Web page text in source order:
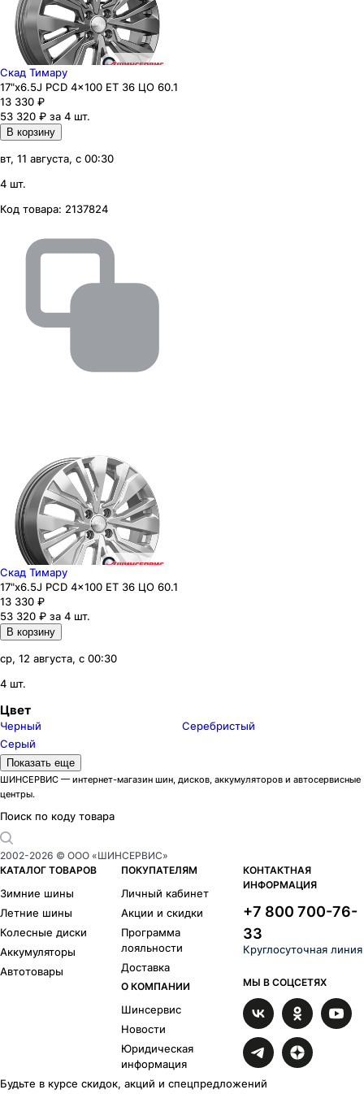
Скад Тимару
17"x6.5J PCD 4x100 ЕТ 36 ЦО 60.1
13 330 ₽
53 320 ₽ за 4 шт.
В корзину
вт, 11 августа, с 00:30
4 шт.
Код товара: 2137824
Скад Тимару
17"x6.5J PCD 4x100 ЕТ 36 ЦО 60.1
13 330 ₽
53 320 ₽ за 4 шт.
В корзину
ср, 12 августа, с 00:30
4 шт.
Цвет
Черный
Серебристый
Серый
Модели дисков Скад
Адмирал 3
Акита
Акула 2
Аллигатор
Амиата 6
Амстердам 1
Атакор 33
Атлант 1
Авилис 29
Челси 107
Показать еще
ШИНСЕРВИС — интернет-магазин шин, дисков, аккумуляторов и автосервисные
центры.
Поиск по коду товара
2002-2026 © ООО «ШИНСЕРВИС»
КАТАЛОГ ТОВАРОВ
Зимние шины
Летние шины
Колесные диски
Аккумуляторы
Автотовары
ПОКУПАТЕЛЯМ
Личный кабинет
Акции и скидки
Программа
лояльности
Доставка
О КОМПАНИИ
Шинсервис
Новости
Юридическая
информация
КОНТАКТНАЯ
ИНФОРМАЦИЯ
+7 800 700-76-
33
Круглосуточная линия
МЫ В СОЦСЕТЯХ
Будьте в курсе скидок, акций и спецпредложений